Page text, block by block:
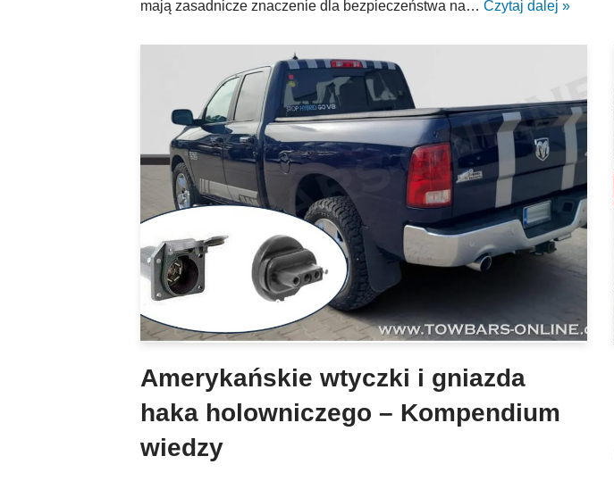
mają zasadnicze znaczenie dla bezpieczeństwa na… Czytaj dalej »
Amerykańskie wtyczki i gniazda
haka holowniczego – Kompendium
wiedzy